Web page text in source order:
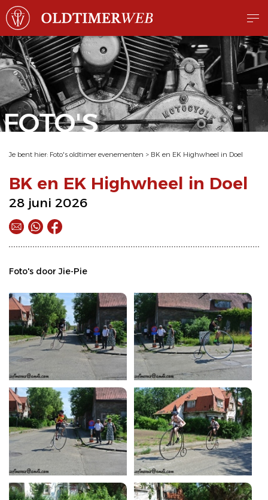
FOTO'S
Je bent hier: Foto's oldtimer evenementen > BK en EK Highwheel in Doel
BK en EK Highwheel in Doel
28 juni 2026
Foto's door Jie-Pie